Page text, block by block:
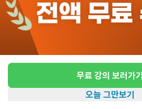
무료 강의 보러가기
오늘 그만보기